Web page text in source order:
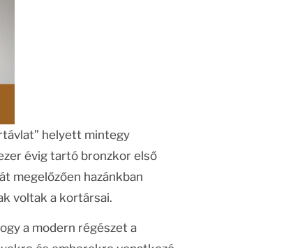
helyett mintegy
évig tartó bronzkor első
megelőzően hazánkban
voltak a kortársai.
a modern régészet a